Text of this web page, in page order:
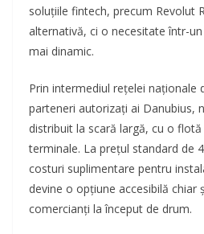
soluțiile fintech, precum Revolut
alternativă, ci o necesitate într-
mai dinamic.
Prin intermediul rețelei naționale
parteneri autorizați ai Danubius,
distribuit la scară largă, cu o
terminale. La prețul standard de
costuri suplimentare pentru
devine o opțiune accesibilă chiar
comercianți la început de drum.